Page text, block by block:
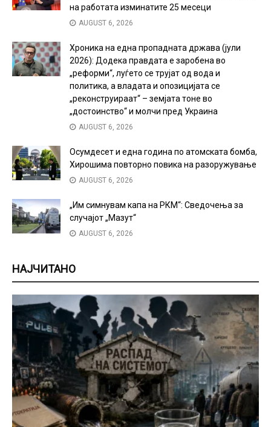
на работата изминатите 25 месеци
AUGUST 6, 2026
Хроника на една пропадната држава (јули
2026): Додека правдата е заробена во
„реформи“, луѓето се трујат од вода и
политика, а владата и опозицијата се
„реконструираат“ – земјата тоне во
„достоинство“ и молчи пред Украина
AUGUST 6, 2026
Осумдесет и една година по атомската бомба,
Хирошима повторно повика на разоружување
AUGUST 6, 2026
„Им симнувам капа на РКМ“: Сведочења за
случајот „Мазут“
AUGUST 6, 2026
НАЈЧИТАНО